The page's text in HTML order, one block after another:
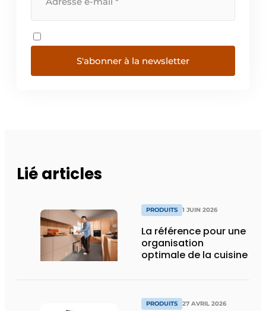
S'abonner à la newsletter
Lié articles
PRODUITS 1 JUIN 2026
La référence pour une
organisation
optimale de la cuisine
PRODUITS 27 AVRIL 2026